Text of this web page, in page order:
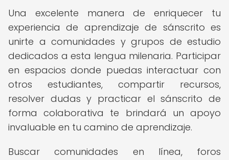
Una excelente manera de enriquecer tu
experiencia de aprendizaje de sánscrito es
unirte a comunidades y grupos de estudio
dedicados a esta lengua milenaria. Participar
en espacios donde puedas interactuar con
otros estudiantes, compartir recursos,
resolver dudas y practicar el sánscrito de
forma colaborativa te brindará un apoyo
invaluable en tu camino de aprendizaje.
Buscar comunidades en línea, foros